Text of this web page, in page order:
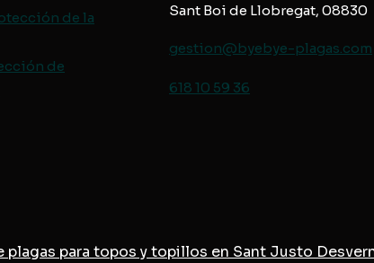
de la
de
Sant Boi de Llobregat, 08830
gestion@byebye-plagas.com
618 10 59 36
plagas para topos y topillos en Sant Justo